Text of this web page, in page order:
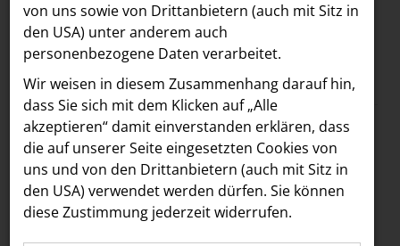
MELDUNGEN
LOEBELL NORDBERG
INNER
aehre
Astoria Artshow
B/S/H Hausgeräte
Meldungen / Vöslauer
Text Bilder
30.12.2024
Pfandtastisch
nachhaltig: Vöslauer
von uns sowie von Drittanbietern (auch mit Sitz in
den USA) unter anderem auch
personenbezogene Daten verarbeitet.
Wir weisen in diesem Zusammenhang darauf hin,
dass Sie sich mit dem Klicken auf „Alle
akzeptieren“ damit ein­ver­standen erklären, dass
die auf unserer Seite eingesetzten Cookies von
uns und von den Drittanbietern (auch mit Sitz in
den USA) verwendet werden dürfen. Sie können
diese Zustimmung jederzeit widerrufen.